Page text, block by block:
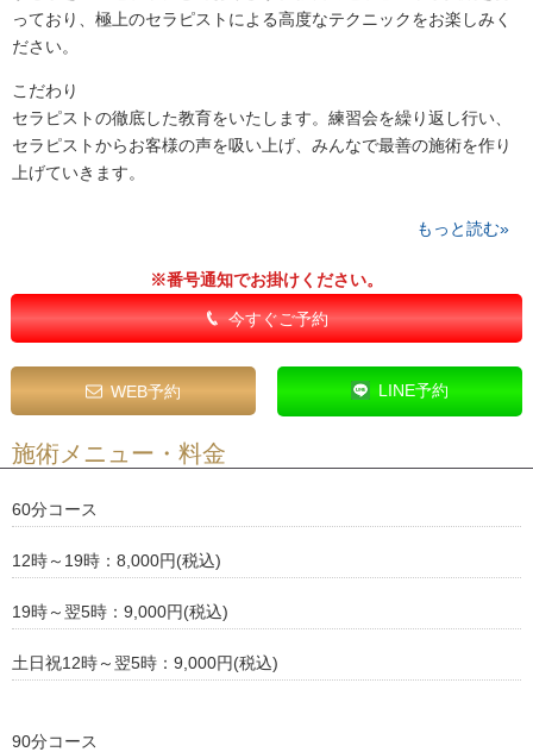
っており、極上のセラピストによる高度なテクニックをお楽しみく
ださい。
こだわり
セラピストの徹底した教育をいたします。練習会を繰り返し行い、
セラピストからお客様の声を吸い上げ、みんなで最善の施術を作り
上げていきます。
もっと読む»
※番号通知でお掛けください。
今すぐご予約
WEB予約 LINE予約
施術メニュー・料金
60分コース
12時～19時：8,000円(税込)
19時～翌5時：9,000円(税込)
土日祝12時～翌5時：9,000円(税込)
90分コース